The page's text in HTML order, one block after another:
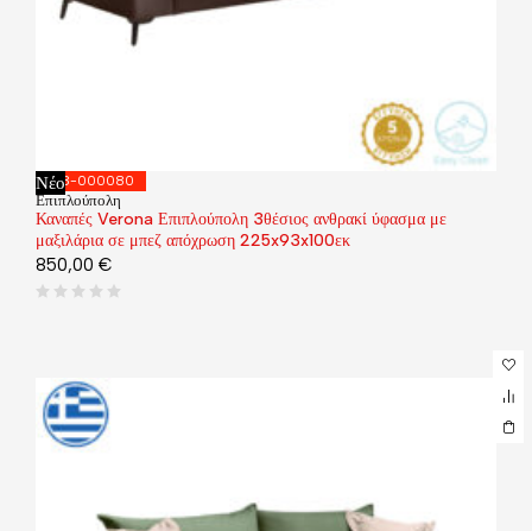
Νέο168-000080
Επιπλούπολη
Καναπές Verona Επιπλούπολη 3θέσιος ανθρακί ύφασμα με
μαξιλάρια σε μπεζ απόχρωση 225x93x100εκ
850,00 €